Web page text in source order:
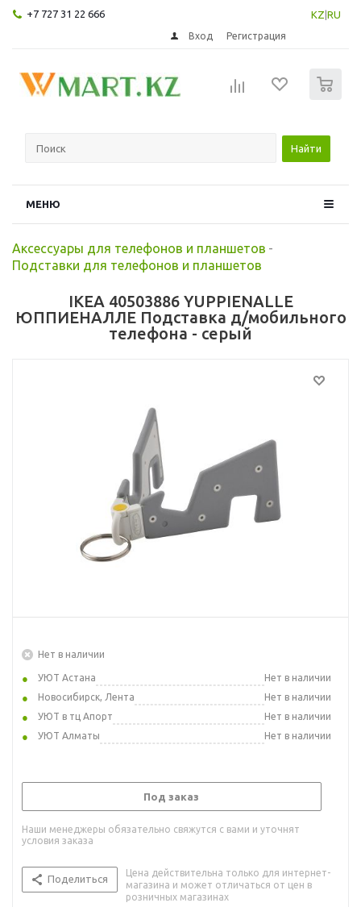
+7 727 31 22 666 KZ RU
Вход Регистрация
Найти
МЕНЮ
Аксессуары для телефонов и планшетов -
Подставки для телефонов и планшетов
IKEA 40503886 YUPPIENALLE
ЮППИЕНАЛЛЕ Подставка д/мобильного
телефона - серый
Нет в наличии
УЮТ Астана
Нет в наличии
Новосибирск, Лента
Нет в наличии
УЮТ в тц Апорт
Нет в наличии
УЮТ Алматы
Нет в наличии
Под заказ
Наши менеджеры обязательно свяжутся с вами и уточнят
условия заказа
Поделиться
Цена действительна только для интернет-
магазина и может отличаться от цен в
розничных магазинах